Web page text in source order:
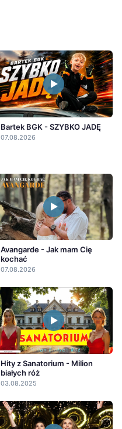
Bartek BGK - SZYBKO JADĘ
07.08.2026
Avangarde - Jak mam Cię
kochać
07.08.2026
Hity z Sanatorium - Milion
białych róż
03.08.2025